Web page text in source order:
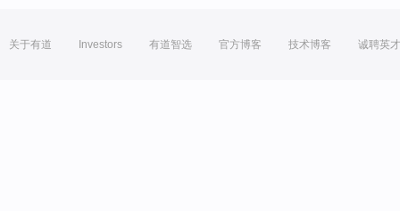
关于有道 Investors 有道智选 官方博客 技术博客 诚聘英才